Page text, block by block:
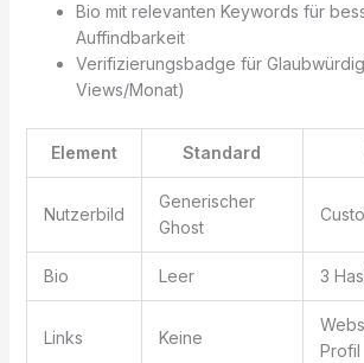
Bio mit relevanten Keywords für
Auffindbarkeit
Verifizierungsbadge für
Views/Monat)
Element Standard
Nutzerbild
Generischer
Ghost
Bio Leer 3
Links Keine
Profil